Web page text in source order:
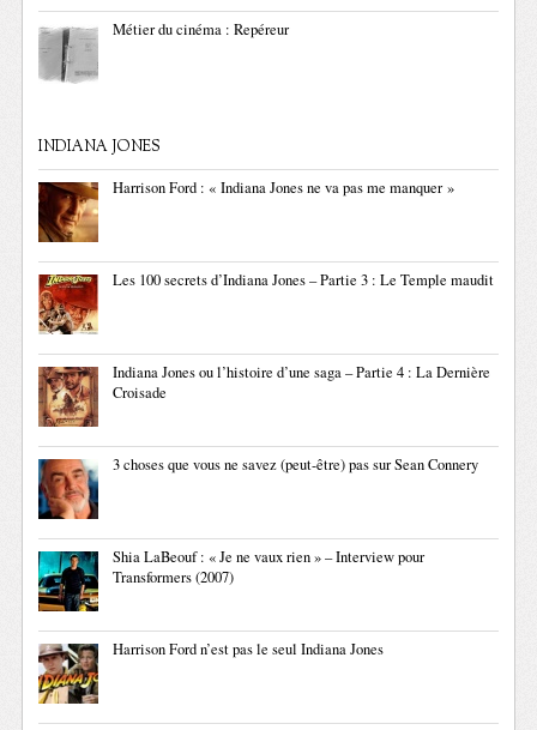
Métier du cinéma : Repéreur
INDIANA JONES
Harrison Ford : « Indiana Jones ne va pas me manquer »
Les 100 secrets d’Indiana Jones – Partie 3 : Le Temple maudit
Indiana Jones ou l’histoire d’une saga – Partie 4 : La Dernière
Croisade
3 choses que vous ne savez (peut-être) pas sur Sean Connery
Shia LaBeouf : « Je ne vaux rien » – Interview pour
Transformers (2007)
Harrison Ford n’est pas le seul Indiana Jones